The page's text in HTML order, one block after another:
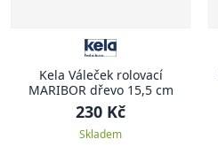
Kela Váleček rolovací
MARIBOR dřevo 15,5 cm
230 Kč
Skladem